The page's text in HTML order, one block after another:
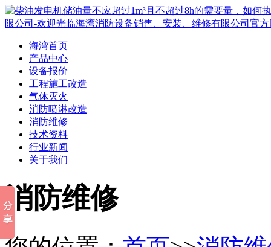
海湾首页
产品中心
设备报价
工程施工改造
气体灭火
消防喷淋改造
消防维修
技术资料
行业新闻
关于我们
消防维修